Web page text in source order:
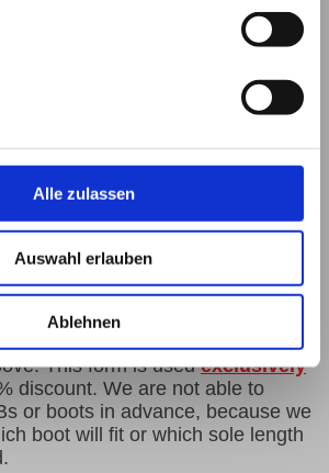
Alle zulassen
Auswahl erlauben
Ablehnen
Hiermit erkläre ich mich einverstanden,
dass meine in das Kontaktformular
eingegebenen Daten elektronisch
ich meine Einwilligung jederzeit
mit*bezeichnet sind, sind Pflichtfelder.
This form is usedexclusively
discount. We are not able to
or boots in advance, because we
boot will fit or which sole length